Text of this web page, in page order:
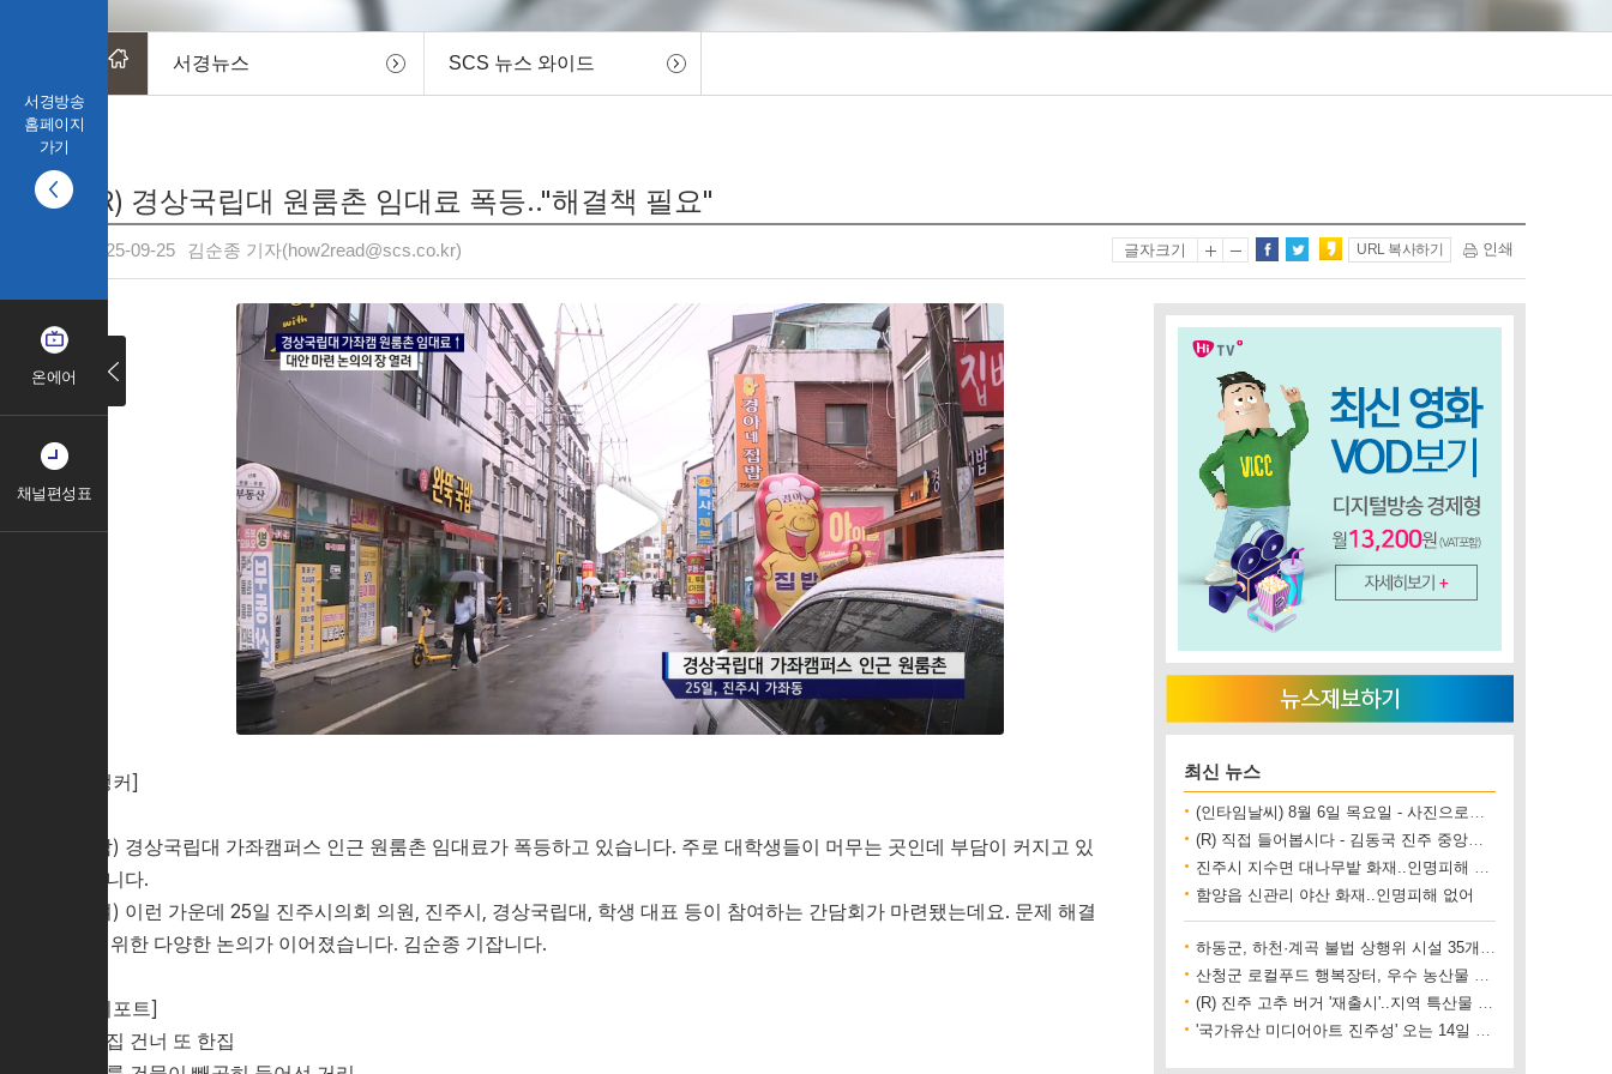
서경방송
홈페이지
가기
온에어
채널편성표
서경뉴스 SCS 뉴스 와이드
(R) 경상국립대 원룸촌 임대료 폭등.."해결책 필요"
2025-09-25 김순종 기자(how2read@scs.co.kr) 글자크기 URL 복사하기 인쇄
[앵커]
(남) 경상국립대 가좌캠퍼스 인근 원룸촌 임대료가 폭등하고 있습니다. 주로 대학생들이 머무는 곳인데 부담이 커지고 있
습니다.
(여) 이런 가운데 25일 진주시의회 의원, 진주시, 경상국립대, 학생 대표 등이 참여하는 간담회가 마련됐는데요. 문제 해결
을 위한 다양한 논의가 이어졌습니다. 김순종 기잡니다.
[리포트]
한집 건너 또 한집
최신 뉴스
(인타임날씨) 8월 6일 목요일 - 사진으로보는 날씨
(R) 직접 들어봅시다 - 김동국 진주 중앙시장 상인회장
진주시 지수면 대나무밭 화재..인명피해 없어
함양읍 신관리 야산 화재..인명피해 없어
하동군, 하천·계곡 불법 상행위 시설 35개소 철거
산청군 로컬푸드 행복장터, 우수 농산물 직거래 사업장 인증
(R) 진주 고추 버거 '재출시'..지역 특산물 홍보 기대
'국가유산 미디어아트 진주성' 오는 14일 개막